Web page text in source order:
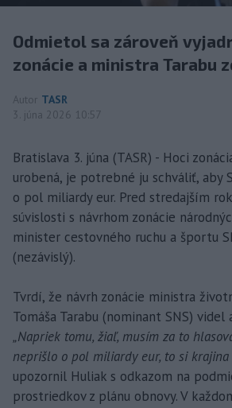
Odmietol sa zároveň
zonácie a ministra Tarabu
Autor TASR
3. júna 2026 10:57
Bratislava 3. júna (TASR) - Hoci
urobená, je potrebné ju schváliť, aby
o pol miliardy eur. Pred stredajším
súvislosti s návrhom zonácie
minister cestovného ruchu a športu
(nezávislý).
Tvrdí, že návrh zonácie ministra
Tomáša Tarabu (nominant SNS) videl
„Napriek tomu, žiaľ, musím za to
neprišlo o pol miliardy eur, to si krajina
upozornil Huliak s odkazom na
prostriedkov z plánu obnovy. V